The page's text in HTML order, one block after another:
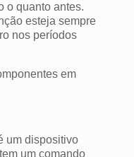
o quanto antes.
esteja sempre
nos períodos
em
um dispositivo
um comando